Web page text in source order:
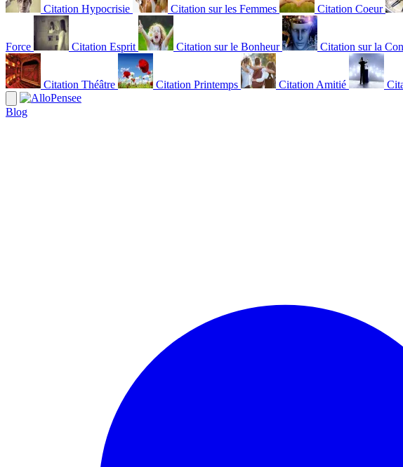
Citation Hypocrisie Citation sur les Femmes Citation Coeur
Force Citation Esprit Citation sur le Bonheur Citation sur la
Citation Théâtre Citation Printemps Citation Amitié
Blog